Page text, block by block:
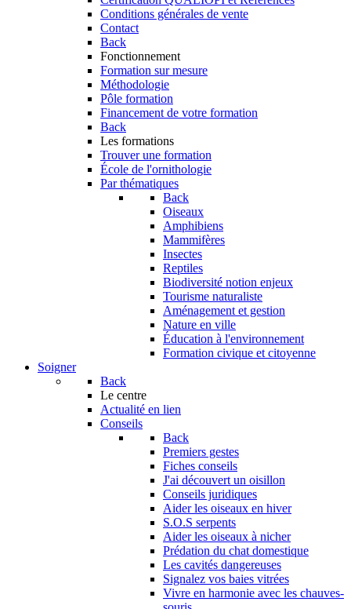
Conditions générales de vente
Contact
Back
Fonctionnement
Formation sur mesure
Méthodologie
Pôle formation
Financement de votre formation
Back
Les formations
Trouver une formation
École de l'ornithologie
Par thématiques
Back
Oiseaux
Amphibiens
Mammifères
Insectes
Reptiles
Biodiversité notion enjeux
Tourisme naturaliste
Aménagement et gestion
Nature en ville
Éducation à l'environnement
Formation civique et citoyenne
Soigner
Back
Le centre
Actualité en lien
Conseils
Back
Premiers gestes
Fiches conseils
J'ai découvert un oisillon
Conseils juridiques
Aider les oiseaux en hiver
S.O.S serpents
Aider les oiseaux à nicher
Prédation du chat domestique
Les cavités dangereuses
Signalez vos baies vitrées
Vivre en harmonie avec les chauves-